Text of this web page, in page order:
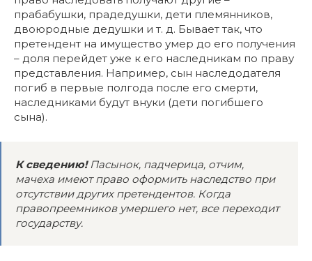
прабабушки, прадедушки, дети племянников,
двоюродные дедушки и т. д. Бывает так, что
претендент на имущество умер до его получения
– доля перейдет уже к его наследникам по праву
представления. Например, сын наследодателя
погиб в первые полгода после его смерти,
наследниками будут внуки (дети погибшего
сына).
К сведению!Пасынок, падчерица, отчим,
мачеха имеют право оформить наследство при
отсутствии других претендентов. Когда
правопреемников умершего нет, все переходит
государству.